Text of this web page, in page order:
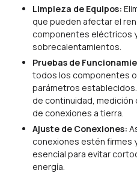
Limpieza de Equipos:
que pueden afectar el
componentes eléctricos
sobrecalentamientos.
Pruebas de
todos los componentes
parámetros
de continuidad,
de conexiones a tierra.
Ajuste de Conexiones:
conexiones estén firmes
esencial para evitar
energía.